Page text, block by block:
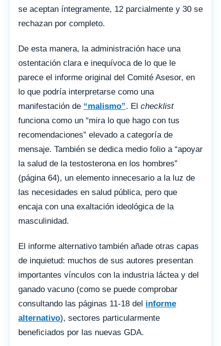
se aceptan íntegramente, 12 parcialmente y 30 se
rechazan por completo.
De esta manera, la administración hace una
ostentación clara e inequívoca de lo que le
parece el informe original del Comité Asesor, en
lo que podría interpretarse como una
manifestación de “malismo”. El checklist
funciona como un “mira lo que hago con tus
recomendaciones” elevado a categoría de
mensaje. También se dedica medio folio a “apoyar
la salud de la testosterona en los hombres”
(página 64), un elemento innecesario a la luz de
las necesidades en salud pública, pero que
encaja con una exaltación ideológica de la
masculinidad.
El informe alternativo también añade otras capas
de inquietud: muchos de sus autores presentan
importantes vínculos con la industria láctea y del
ganado vacuno (como se puede comprobar
consultando las páginas 11-18 del informe
alternativo), sectores particularmente
beneficiados por las nuevas GDA.